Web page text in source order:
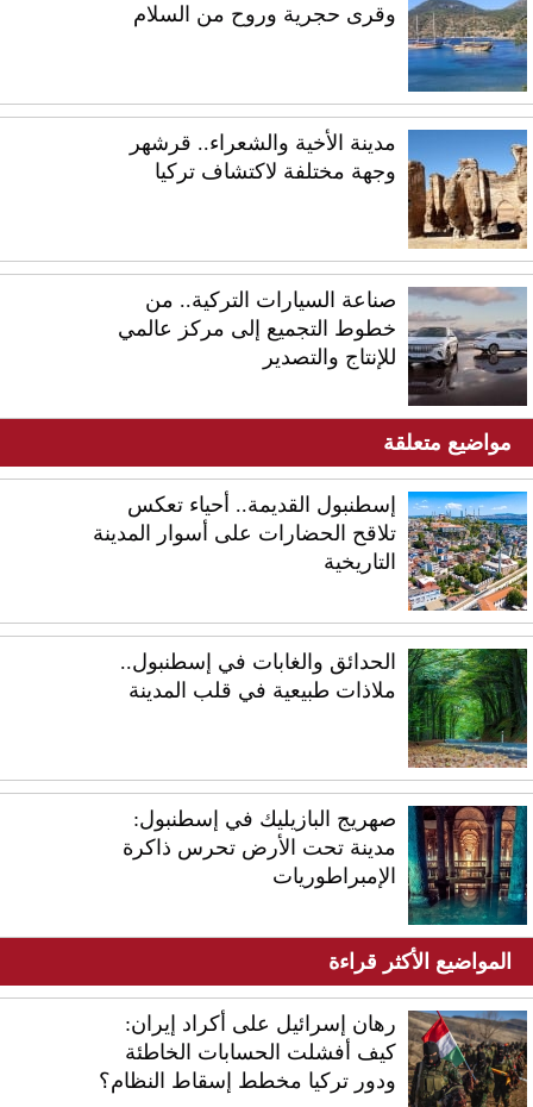
وقرى حجرية وروح من السلام
مدينة الأخية والشعراء.. قرشهر
وجهة مختلفة لاكتشاف تركيا
صناعة السيارات التركية.. من
خطوط التجميع إلى مركز عالمي
للإنتاج والتصدير
مواضيع متعلقة
إسطنبول القديمة.. أحياء تعكس
تلاقح الحضارات على أسوار المدينة
التاريخية
الحدائق والغابات في إسطنبول..
ملاذات طبيعية في قلب المدينة
صهريج البازيليك في إسطنبول:
مدينة تحت الأرض تحرس ذاكرة
الإمبراطوريات
المواضيع الأكثر قراءة
رهان إسرائيل على أكراد إيران:
كيف أفشلت الحسابات الخاطئة
ودور تركيا مخطط إسقاط النظام؟